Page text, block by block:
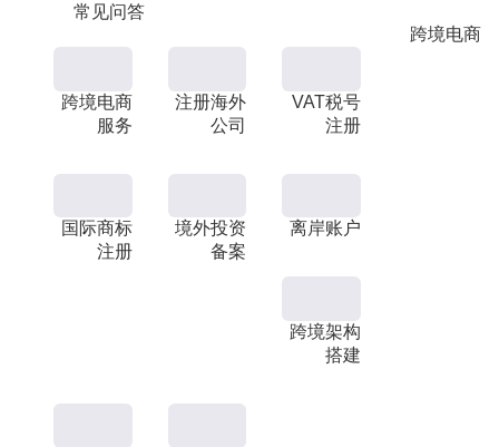
常见问答
跨境电商
跨境电商
服务
注册海外
公司
VAT税号
注册
国际商标
注册
境外投资
备案
离岸账户
跨境架构
搭建